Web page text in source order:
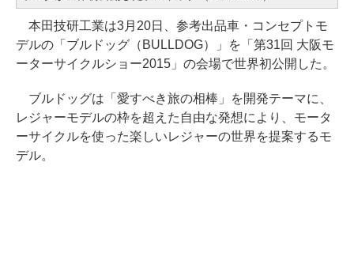
本田技研工業は3月20日、参考出品車・コンセプトモ
デルの「ブルドッグ（BULLDOG）」を「第31回 大阪モ
ーターサイクルショー2015」の会場で世界初公開した。
ブルドッグは「愛すべき旅の相棒」を開発テーマに、
レジャーモデルの枠を超えた自由な発想により、モータ
ーサイクルを使った楽しいレジャーの世界を提案するモ
デル。